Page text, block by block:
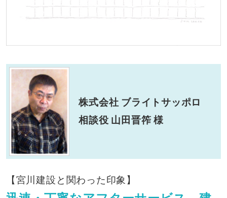
株式会社 ブライトサッポロ
相談役 山田晋筰 様
【宮川建設と関わった印象】